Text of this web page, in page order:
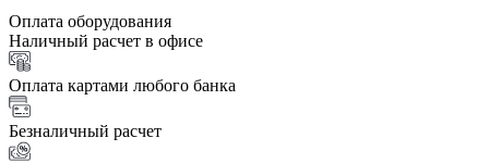
Оплата оборудования
Наличный расчет в офисе
Оплата картами любого банка
Безналичный расчет